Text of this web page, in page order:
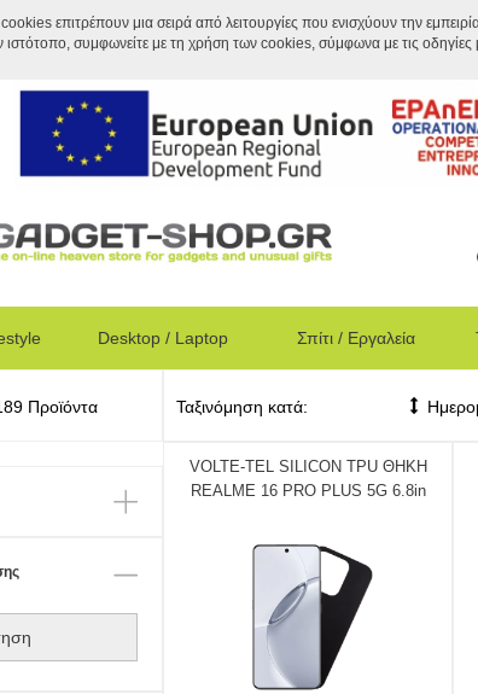
επιτρέπουν μια σειρά από λειτουργίες που ενισχύουν την
ιστότοπο, συμφωνείτε με τη χρήση των cookies, σύμφωνα με τις οδηγίες
Desktop / Laptop Σπίτι / Εργαλεία
Προϊόντα Ταξινόμηση κατά:
VOLTE-TEL SILICON TPU ΘΗΚΗ
REALME 16 PRO PLUS 5G 6.8in